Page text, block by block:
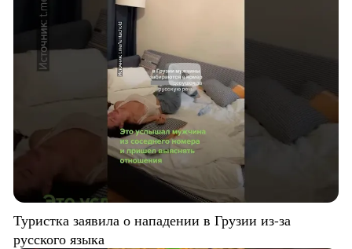
Туристка заявила о нападении в Грузии из-за
русского языка